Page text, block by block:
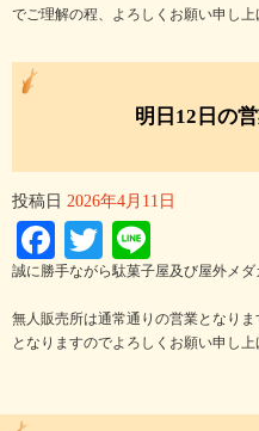
でご理解の程、よろしくお願い申し上
明日12日の
投稿日 2026年4月11日
Facebook
Twitter
誠に勝手ながら駄菓子屋及び屋外メダ
無人販売所は通常通りの営業となり
となりますのでよろしくお願い申し上